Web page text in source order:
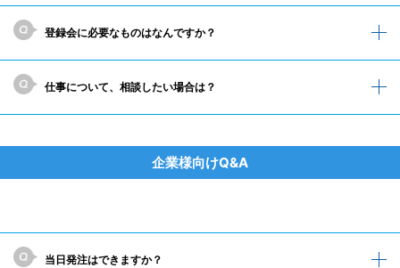
登録会に必要なものはなんですか？
仕事について、相談したい場合は？
企業様向けQ&A
当日発注はできますか？